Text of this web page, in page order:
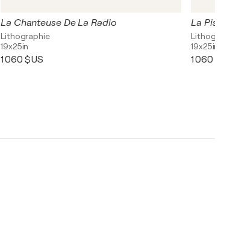
La Chanteuse De La Radio
Lithographie
19x25in
1 060 $US
La
19x25in
1 060